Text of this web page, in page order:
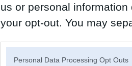
us or personal
your opt-out. You may
Personal Data Processing Opt Outs